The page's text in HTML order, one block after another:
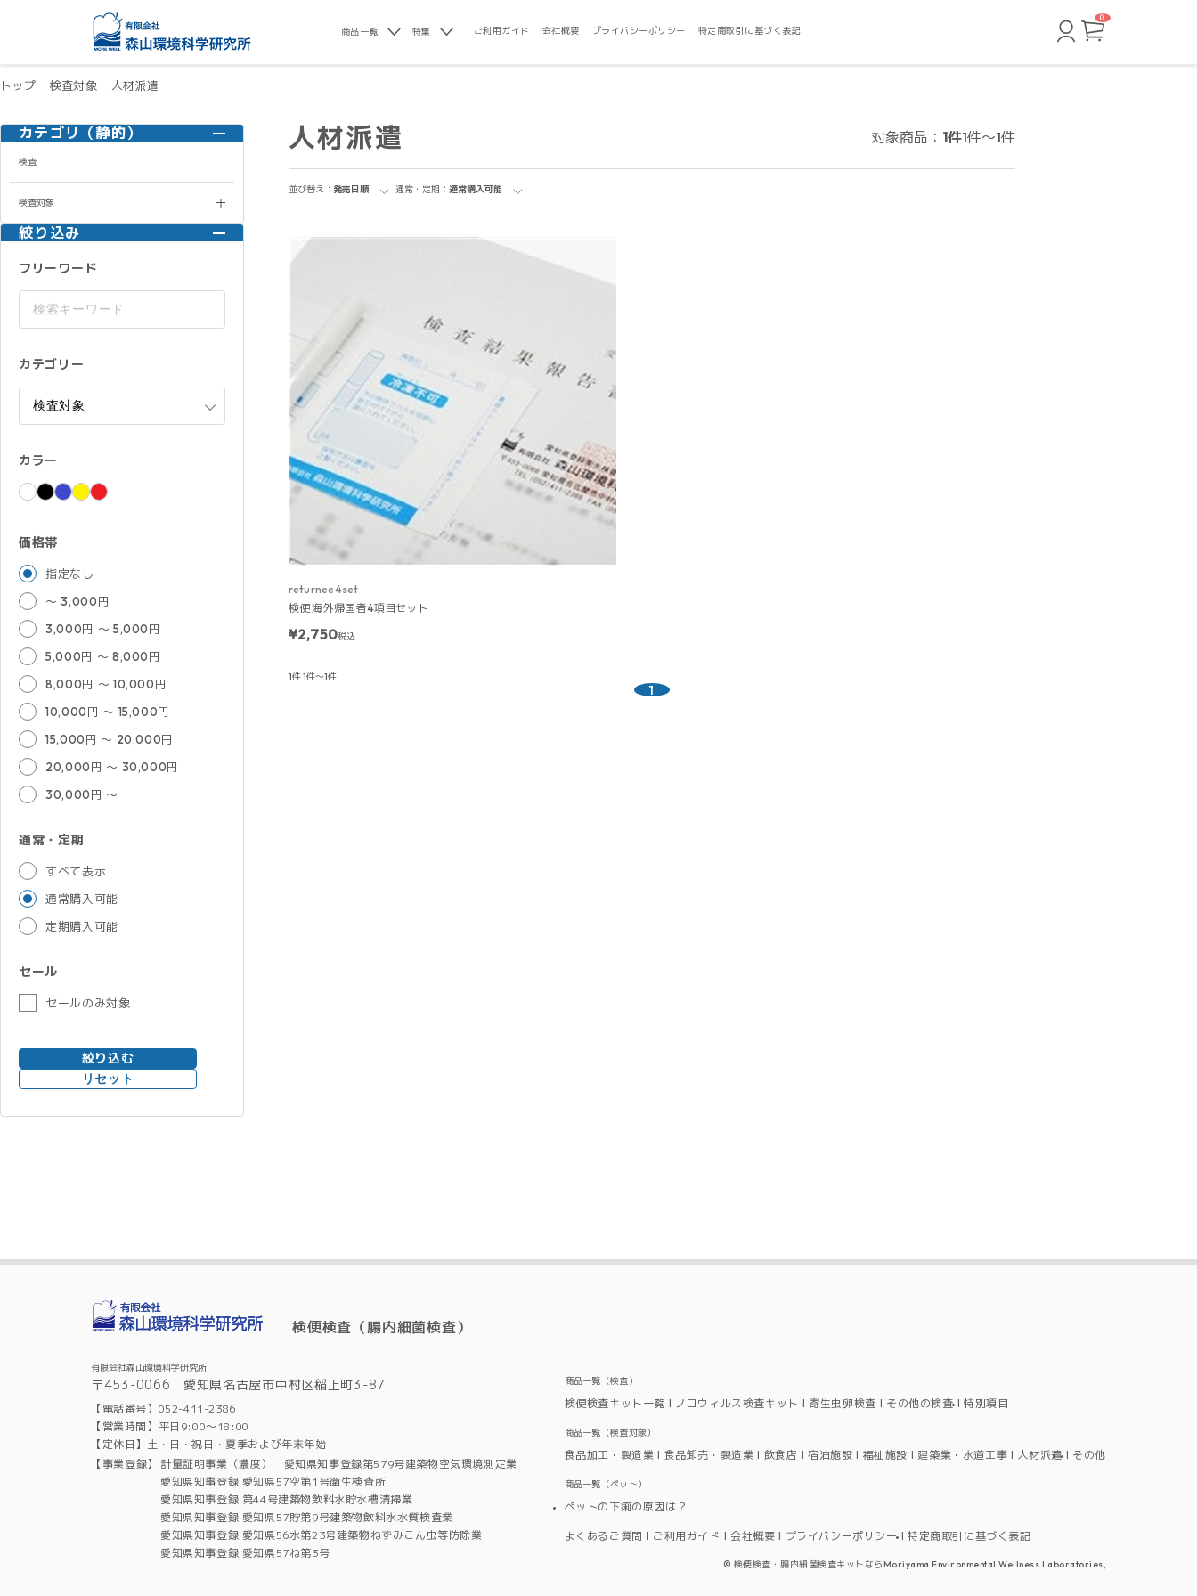
商品一覧 特集 ご利用ガイド 会社概要 プライバシーポリシー 特定商取引に基づく表記
カ
ペ
0
トップ 検査対象 人材派遣
カテゴリ（静的）
検査
検査対象
絞り込み
フリーワード
カテゴリー
カラー
価格帯
指定なし
～ 3,000円
3,000円 ～ 5,000円
5,000円 ～ 8,000円
8,000円 ～ 10,000円
10,000円 ～ 15,000円
15,000円 ～ 20,000円
20,000円 ～ 30,000円
30,000円 ～
通常・定期
すべて表示
通常購入可能
定期購入可能
セール
セールのみ対象
絞り込む
リセット
人材派遣 対象商品： 1件1件～1件
並び替え： 発売日順 通常・定期： 通常購入可能
returnee4set
検便 海外帰国者4項目セット
¥2,750税込
1件1件～1件
1
検便検査（腸内細菌検査）
有限会社森山環境科学研究所
〒453-0066 愛知県名古屋市中村区稲上町3-87
【電話番号】052-411-2386
【営業時間】平日9:00～18:00
【定休日】土・日・祝日・夏季および年末年始
【事業登録】
計量証明事業（濃度） 愛知県知事登録第579号建築物空気環境測定業
愛知県知事登録 愛知県57空第1号衛生検査所
愛知県知事登録 第44号建築物飲料水貯水槽清掃業
愛知県知事登録 愛知県57貯第9号建築物飲料水水質検査業
愛知県知事登録 愛知県56水第23号建築物ねずみこん虫等防除業
愛知県知事登録 愛知県57ね第3号
商品一覧（検査）
検便検査キット一覧 ノロウィルス検査キット 寄生虫卵検査 その他の検査 特別項目
商品一覧（検査対象）
食品加工・製造業 食品卸売・製造業 飲食店 宿泊施設 福祉施設 建築業・水道工事 人材派遣 その他
商品一覧（ペット）
ペットの下痢の原因は？
よくあるご質問
ご利用ガイド 会社概要 プライバシーポリシー 特定商取引に基づく表記
© 検便検査・腸内細菌検査キットならMoriyama Environmental Wellness Laboratories,